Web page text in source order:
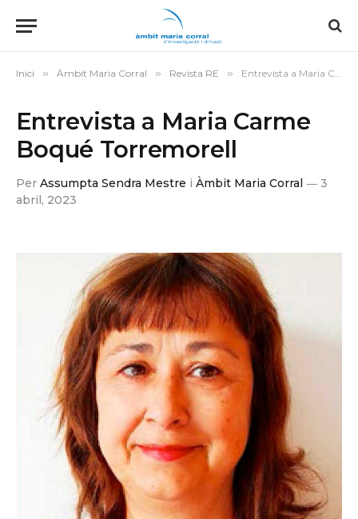
Inici » Àmbit Maria Corral » Revista RE » Entrevista a Maria Carme Boqué Torremorell
Entrevista a Maria Carme
Boqué Torremorell
Per Assumpta Sendra Mestre i Àmbit Maria Corral
3
abril, 2023